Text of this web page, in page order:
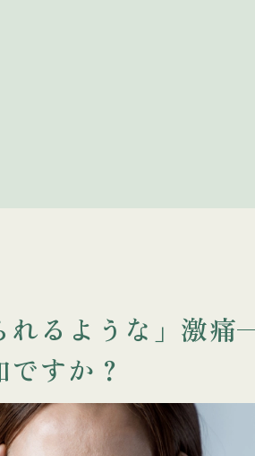
れるような」激
すか？